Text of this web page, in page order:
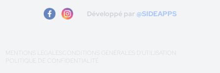
Développé par @SIDEAPPS
MENTIONS LÉGALES
CONDITIONS GÉNÉRALES D'UTILISATION
POLITIQUE DE CONFIDENTIALITÉ